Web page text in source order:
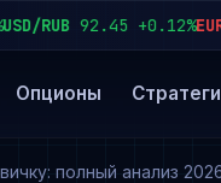
92.45 +0.12%EUR/USD
Опционы
полный анализ